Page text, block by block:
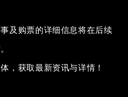
及购票的详细信息将在后续
，获取最新资讯与详情！